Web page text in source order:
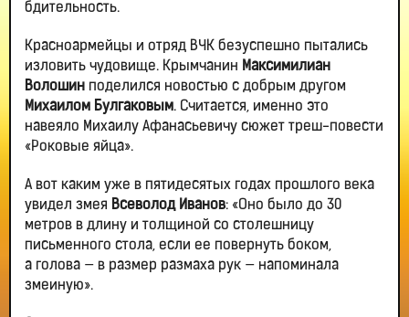
бдительность.
Красноармейцы и отряд ВЧК безуспешно пытались
изловить чудовище. Крымчанин Максимилиан
Волошин поделился новостью с добрым другом
Михаилом Булгаковым. Считается, именно это
навеяло Михаилу Афанасьевичу сюжет треш-повести
«Роковые яйца».
А вот каким уже в пятидесятых годах прошлого века
увидел змея Всеволод Иванов: «Оно было до 30
метров в длину и толщиной со столешницу
письменного стола, если ее повернуть боком,
а голова — в размер размаха рук — напоминала
змеиную».